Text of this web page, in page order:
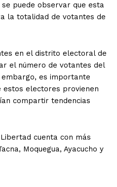
puede observar que esta
la totalidad de votantes de
en el distrito electoral de
el número de votantes del
embargo, es importante
estos electores provienen
compartir tendencias
cuenta con más
Moquegua, Ayacucho y